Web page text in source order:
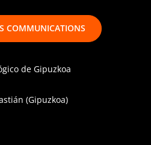
COMMUNICATIONS
de Gipuzkoa
(Gipuzkoa)